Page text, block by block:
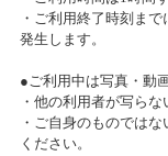
2018/05/11(金)～2018/
『冬のニコニコ感謝
2018/03/03(土)
・ご利用終了時刻ま
発生します。
●ご利用中は写真・動
・他の利用者が写らな
・ご自身のものでは
ください。